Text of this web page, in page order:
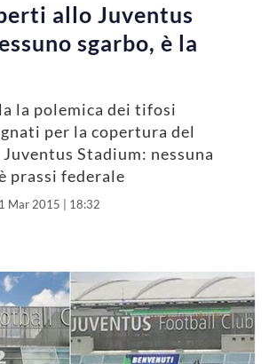
allo Juventus
sgarbo, è la
la polemica dei tifosi
per la copertura del
Stadium: nessuna
prassi federale
Mar 2015 | 18:32